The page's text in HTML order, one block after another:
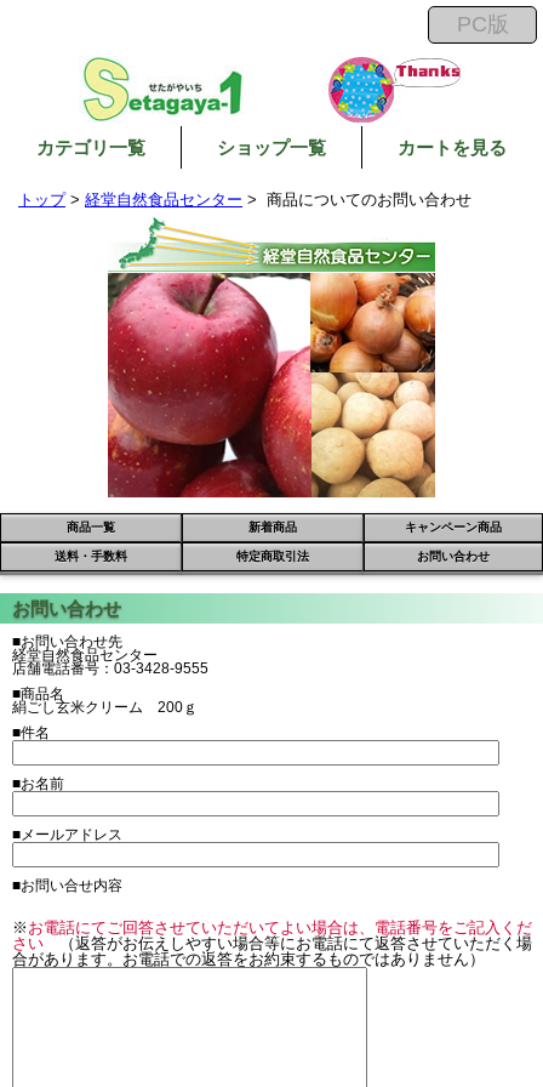
カテゴリ一覧 ショップ一覧 カートを見る
トップ> 経堂自然食品センター > 商品についてのお問い合わせ
商品一覧 新着商品 キャンペーン商品
送料・手数料 特定商取引法 お問い合わせ
■お問い合わせ先
経堂自然食品センター
店舗電話番号：03-3428-9555
■商品名
絹ごし玄米クリーム 200ｇ
■件名
■お名前
■メールアドレス
■お問い合せ内容
※ お電話にてご回答させていただいてよい場合は、電話番号をご記入くだ
さい （返答がお伝えしやすい場合等にお電話にて返答させていただく場
合があります。お電話での返答をお約束するものではありません）